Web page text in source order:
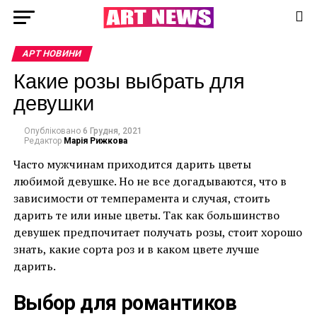
АРТ НОВИНИ
Какие розы выбрать для
девушки
Опубліковано 6 Грудня, 2021
Редактор Марія Рижкова
Часто мужчинам приходится дарить цветы
любимой девушке. Но не все догадываются, что в
зависимости от темперамента и случая, стоить
дарить те или иные цветы. Так как большинство
девушек предпочитает получать розы, стоит хорошо
знать, какие сорта роз и в каком цвете лучше
дарить.
Выбор для романтиков